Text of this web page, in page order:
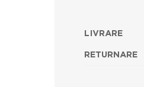
LIVRARE
RETURNARE